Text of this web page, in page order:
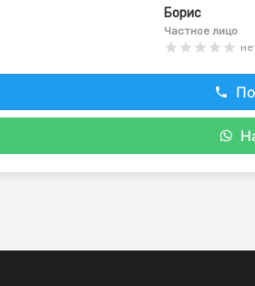
Борис
Частное лицо